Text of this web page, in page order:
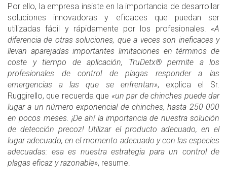
Por ello, la empresa insiste en la importancia de desarrollar
soluciones innovadoras y eficaces que puedan ser
utilizadas fácil y rápidamente por los profesionales. «A
diferencia de otras soluciones, que a veces son ineficaces y
llevan aparejadas importantes limitaciones en términos de
coste y tiempo de aplicación, TruDetx® permite a los
profesionales de control de plagas responder a las
emergencias a las que se enfrentan», explica el Sr.
Ruggirello, que recuerda que «un par de chinches puede dar
lugar a un número exponencial de chinches, hasta 250 000
en pocos meses. ¡De ahí la importancia de nuestra solución
de detección precoz! Utilizar el producto adecuado, en el
lugar adecuado, en el momento adecuado y con las especies
adecuadas: esa es nuestra estrategia para un control de
plagas eficaz y razonable», resume.